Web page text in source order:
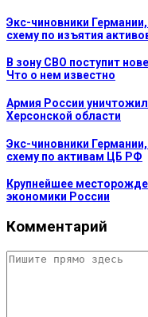
Экс-чиновники
схему по изъятия
В зону СВО поступит
Что о нем известно
Армия России
Херсонской области
Экс-чиновники
схему по активам ЦБ РФ
Крупнейшее
экономики России
Комментарий